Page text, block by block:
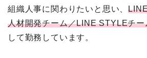
組織人事に関わりたいと思い、
人材開発チーム／LINE STYLEチー
して勤務しています。